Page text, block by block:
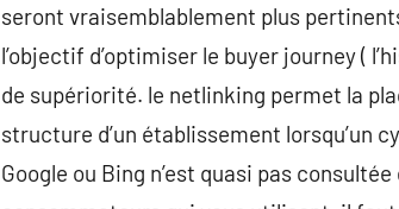
seront vraisemblablement plus
l’objectif d’optimiser le buyer journey (
de supériorité. le netlinking permet la
structure d’un établissement lorsqu’un
Google ou Bing n’est quasi pas